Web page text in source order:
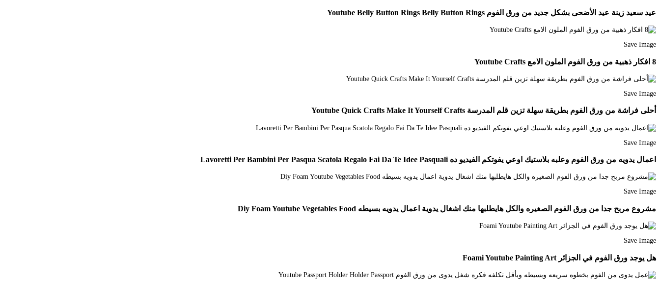
عيد سعيد زينة عيد الأضحى بشكل جديد من ورق الفوم Youtube Belly Button Rings Belly Button Rings
Save Image
8 افكار ذهبية من ورق الفوم الملون الامع Youtube Crafts
Save Image
أحلى فراشة من ورق الفوم بطريقة سهلة تزين قلم المدرسة Youtube Quick Crafts Make It Yourself Crafts
Save Image
اعمال يدويه من ورق الفوم وعلبه بلاستيك اوعي يفوتكم الفيديو ده Lavoretti Per Bambini Per Pasqua Scatola Regalo Fai Da Te Idee Pasquali
Save Image
مشروع مربح جدا من ورق الفوم الصغيره والكل هايطلبها منك اشغال يدوية اعمال يدويه بسيطه Diy Foam Youtube Vegetables Food
Save Image
هل يوجد ورق الفوم في الجزائر Foami Youtube Painting Art